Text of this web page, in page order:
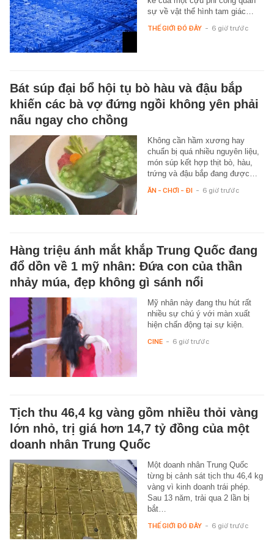
sự về vật thể hình tam giác…
THẾ GIỚI ĐÓ ĐÂY - 6 giờ trước
Bát súp đại bổ hội tụ bò hàu và đậu bắp
khiến các bà vợ đứng ngồi không yên phải
nấu ngay cho chồng
Không cần hầm xương hay
chuẩn bị quá nhiều nguyên liệu,
món súp kết hợp thịt bò, hàu,
trứng và đậu bắp đang được…
ĂN - CHƠI - ĐI - 6 giờ trước
Hàng triệu ánh mắt khắp Trung Quốc đang
đổ dồn về 1 mỹ nhân: Đứa con của thần
nhảy múa, đẹp không gì sánh nổi
Mỹ nhân này đang thu hút rất
nhiều sự chú ý với màn xuất
hiện chấn động tại sự kiện.
CINE - 6 giờ trước
Tịch thu 46,4 kg vàng gồm nhiều thỏi vàng
lớn nhỏ, trị giá hơn 14,7 tỷ đồng của một
doanh nhân Trung Quốc
Một doanh nhân Trung Quốc
từng bị cảnh sát tịch thu 46,4 kg
vàng vì kinh doanh trái phép.
Sau 13 năm, trải qua 2 lần bị
bắt…
THẾ GIỚI ĐÓ ĐÂY - 6 giờ trước